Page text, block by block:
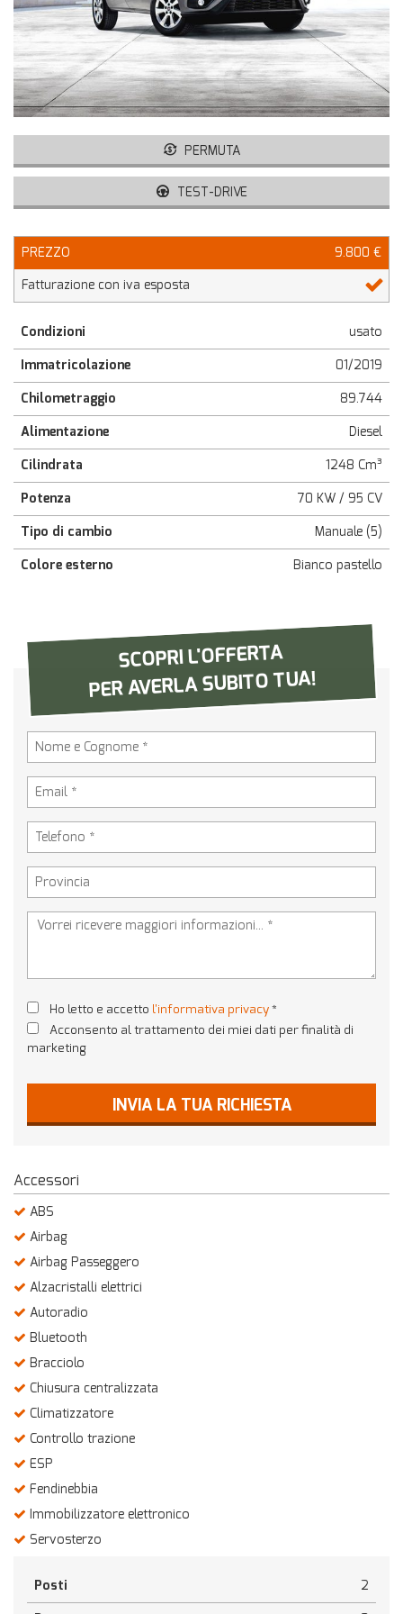
PERMUTA
TEST-DRIVE
PREZZO
9.800 €
Fatturazione con iva esposta
Condizioni
usato
Immatricolazione
01/2019
Chilometraggio
89.744
Alimentazione
Diesel
Cilindrata
1248 Cm³
Potenza
70 KW / 95 CV
Tipo di cambio
Manuale (5)
Colore esterno
Bianco pastello
SCOPRI L'OFFERTA
PER AVERLA SUBITO TUA!
Ho letto e accetto l'informativa privacy*
Acconsento al trattamento dei miei dati per finalità di
marketing
INVIA LA TUA RICHIESTA
Accessori
ABS
Airbag
Airbag Passeggero
Alzacristalli elettrici
Autoradio
Bluetooth
Bracciolo
Chiusura centralizzata
Climatizzatore
Controllo trazione
ESP
Fendinebbia
Immobilizzatore elettronico
Servosterzo
Posti
2
tracciamento
che
adottiamo
per
offrire
le
funzionalità
e
le
di
descritte.
Per
ottenere
maggiori
sull'utilità
e
sul
funzionamento
di
questi
strumenti
di
tracciamento
si
alla
cookie
policy.
modificare
le
tue
scelte
in
momento.
Cookie necessari
Cookie per il miglioramento dell'esperienza utente
Cookie analitici
policy
Salva
le
impostazioni